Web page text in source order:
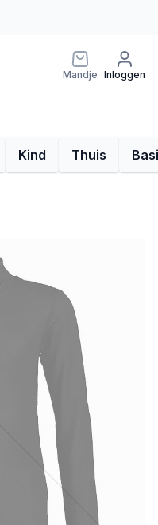
Mandje Inloggen
Kind Thuis